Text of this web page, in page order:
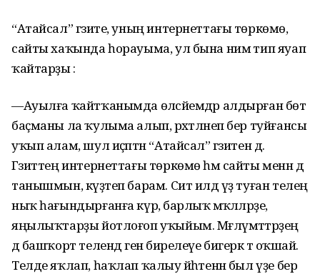
“Атайсал” гәзите, уның интернеттағы төркөмө,
сайты хаҡында һорауыма, ул бына нимә тип яуап
ҡайтарҙы :
—Ауылға ҡайтҡанымда өләсәйемдәр алдырған бөтә
баҫманы ла ҡулыма алып, рәхәтләнеп бер туйғансы
уҡып алам, шул иҫәптән “Атайсал” гәзитен дә.
Гәзиттең интернеттағы төркөмө һәм сайты менән дә
танышмын, күҙәтеп барам. Сит илдә үҙ туған телең
ныҡ һағындырғанға күрә, барлыҡ мәҡәләләрҙе,
яңылыҡтарҙы йотлоғоп уҡыйым. Мәғлүмәттәрҙең
дә башҡорт телендә генә бирелеүе бигерәк тә оҡшай.
Телде яҡлап, һаҡлап ҡалыу йәһәтенән был үҙе бер